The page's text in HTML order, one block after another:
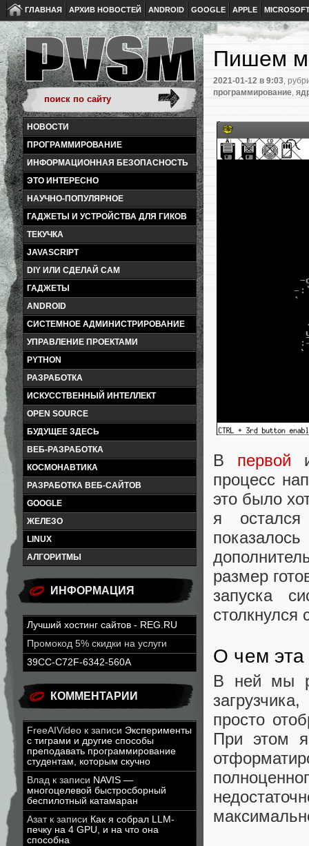
ГЛАВНАЯ АРХИВ НОВОСТЕЙ ANDROID GOOGLE APPLE
НОВОСТИ
ПРОГРАММИРОВАНИЕ
ИНФОРМАЦИОННАЯ БЕЗОПАСНОСТЬ
ЭТО ИНТЕРЕСНО
НАУЧНО-ПОПУЛЯРНОЕ
ГАДЖЕТЫ И УСТРОЙСТВА ДЛЯ ГИКОВ
ТЕКУЧКА
JAVASCRIPT
DIY ИЛИ СДЕЛАЙ САМ
ГАДЖЕТЫ
ANDROID
СИСТЕМНОЕ АДМИНИСТРИРОВАНИЕ
УПРАВЛЕНИЕ ПРОЕКТАМИ
PYTHON
РАЗРАБОТКА
ИСКУССТВЕННЫЙ ИНТЕЛЛЕКТ
OPEN SOURCE
БУДУЩЕЕ ЗДЕСЬ
ВЕБ-РАЗРАБОТКА
КОСМОНАВТИКА
РАЗРАБОТКА ВЕБ-САЙТОВ
GOOGLE
ЖЕЛЕЗО
LINUX
АЛГОРИТМЫ
ИНФОРМАЦИЯ
Лучший хостинг сайтов - REG.RU
Промокод 5% скидки на услуги
39CC-C72F-6342-560A
КОММЕНТАРИИ
FreeAIVideo к записи Эксперименты
с тиграми и другие способы
преподавать программирование
студентам, которым скучно
Влад к записи NAVIS —
многоцелевой быстросборный
беспилотный катамаран
Азатк записи Как я собрал LLM-
печку на 4 GPU, и на что она
способна
Пишем
2021-01-12 в 9:03,
программирование,
В первой
процесс
это было
я
размер
запуска
столкнулся
О чем эта
В ней мы
просто
При этом я